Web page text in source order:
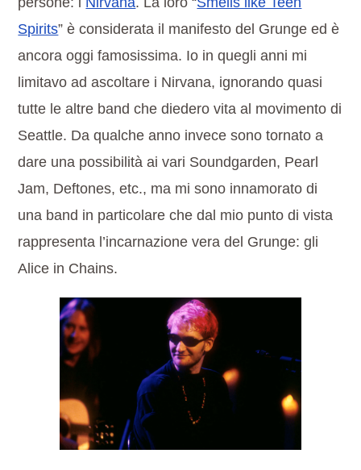
Spirits” è considerata il manifesto del Grunge ed è
ancora oggi famosissima. Io in quegli anni mi
limitavo ad ascoltare i Nirvana, ignorando quasi
tutte le altre band che diedero vita al movimento di
Seattle. Da qualche anno invece sono tornato a
dare una possibilità ai vari Soundgarden, Pearl
Jam, Deftones, etc., ma mi sono innamorato di
una band in particolare che dal mio punto di vista
rappresenta l’incarnazione vera del Grunge: gli
Alice in Chains.